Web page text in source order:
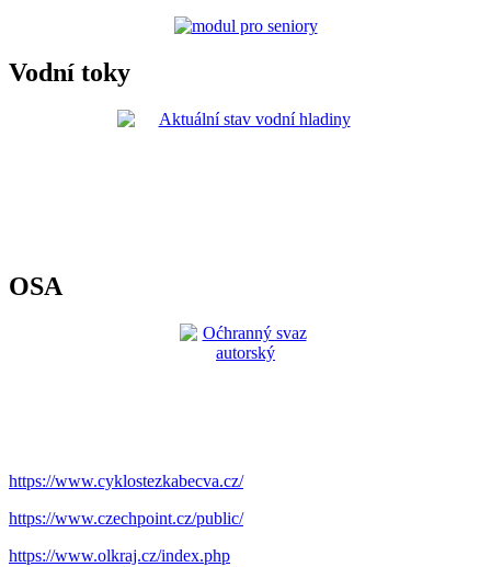
Vodní toky
OSA
https://www.cyklostezkabecva.cz/
https://www.czechpoint.cz/public/
https://www.olkraj.cz/index.php